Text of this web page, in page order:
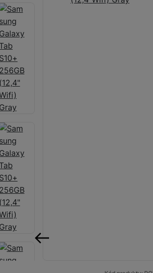
Tablety
Sluchátka
Audio
Příslušenství
Televize/Audio
Domácí spotřebiče
Monitory
Měsíční nabídky
Totální výprodej
Sekce šílených cen
Předobjednejte novou
Samsung TV výhodněji